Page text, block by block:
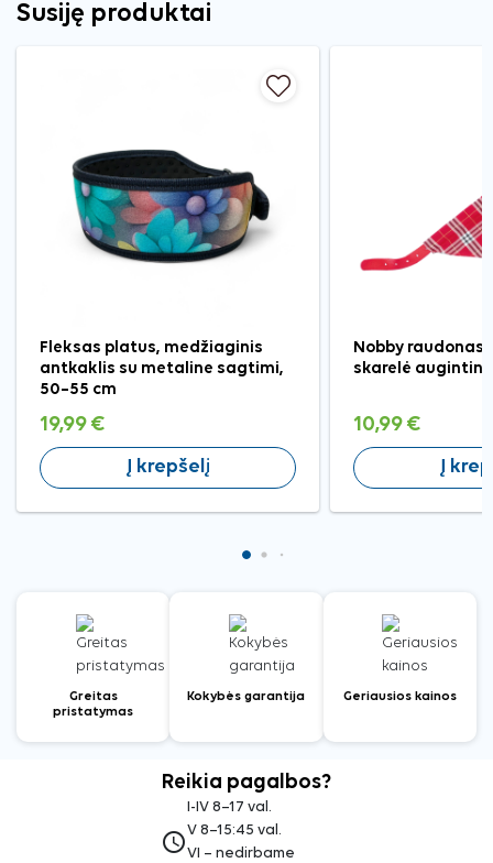
Susiję produktai
Fleksas platus, medžiaginis
antkaklis su metaline sagtimi,
50–55 cm
19,99 €
Į krepšelį
Nobby raudonas
skarelė
10,99 €
Į
Greitas
pristatymas
Kokybės garantija Geriausios kainos
Reikia pagalbos?
access_time
I-IV 8–17 val.
V 8–15:45 val.
VI – nedirbame